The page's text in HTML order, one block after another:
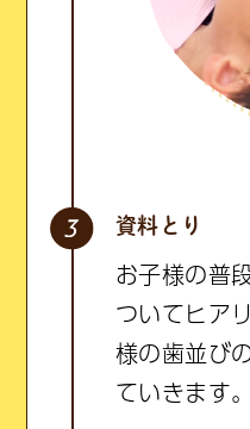
資料とり
お子様の普
ついてヒア
様の歯並び
ていきます。